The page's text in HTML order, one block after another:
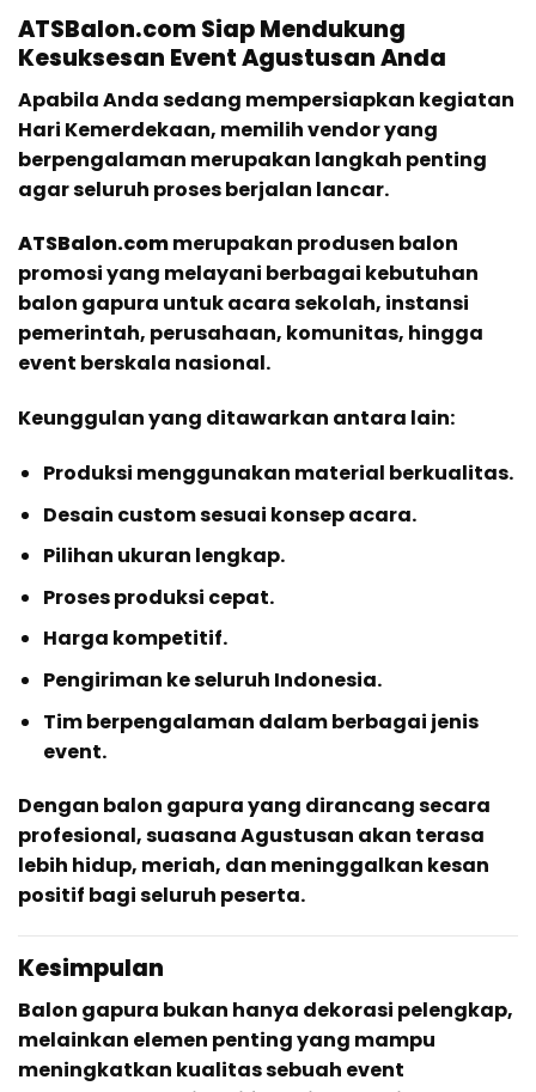
ATSBalon.com Siap Mendukung
Kesuksesan Event Agustusan Anda
Apabila Anda sedang mempersiapkan kegiatan
Hari Kemerdekaan, memilih vendor yang
berpengalaman merupakan langkah penting
agar seluruh proses berjalan lancar.
ATSBalon.commerupakan produsen balon
promosi yang melayani berbagai kebutuhan
balon gapura untuk acara sekolah, instansi
pemerintah, perusahaan, komunitas, hingga
event berskala nasional.
Keunggulan yang ditawarkan antara lain:
Produksi menggunakan material berkualitas.
Desain custom sesuai konsep acara.
Pilihan ukuran lengkap.
Proses produksi cepat.
Harga kompetitif.
Pengiriman ke seluruh Indonesia.
Tim berpengalaman dalam berbagai jenis
event.
Dengan balon gapura yang dirancang secara
profesional, suasana Agustusan akan terasa
lebih hidup, meriah, dan meninggalkan kesan
positif bagi seluruh peserta.
Kesimpulan
Balon gapura bukan hanya dekorasi pelengkap,
melainkan elemen penting yang mampu
meningkatkan kualitas sebuah event